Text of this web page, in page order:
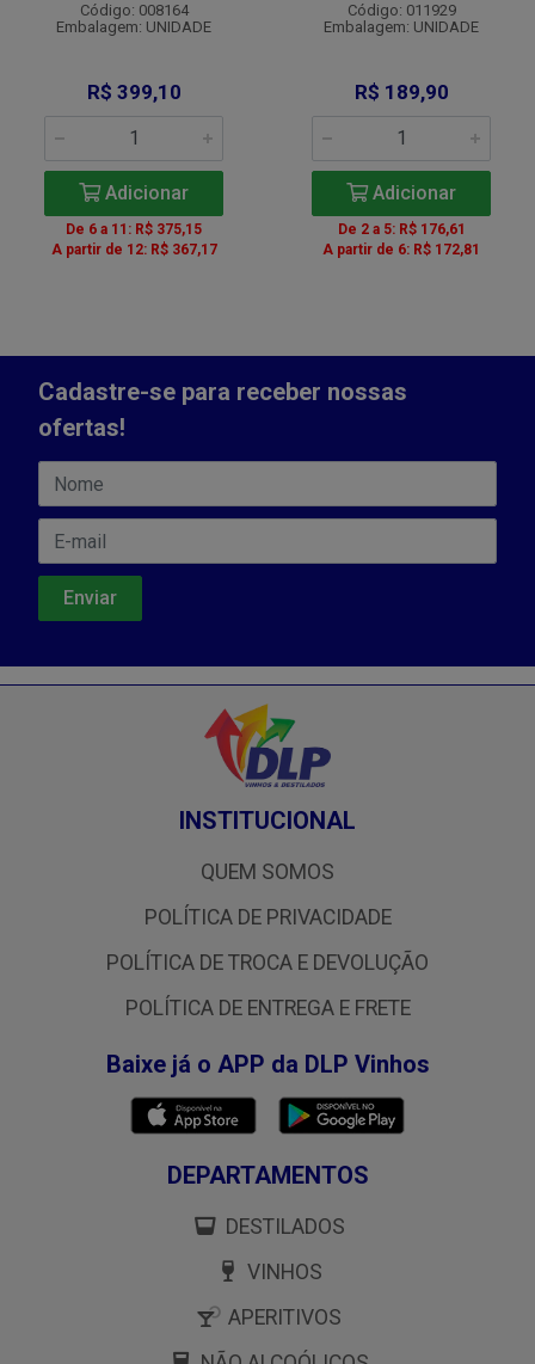
Código: 008164
Embalagem: UNIDADE
R$ 399,10
Adicionar
De 6 a 11: R$ 375,15
A partir de 12: R$ 367,17
Código: 011929
Embalagem: UNIDADE
R$ 189,90
Adicionar
De 2 a 5: R$ 176,61
A partir de 6: R$ 172,81
Cadastre-se para receber nossas
ofertas!
INSTITUCIONAL
QUEM SOMOS
POLÍTICA DE PRIVACIDADE
POLÍTICA DE TROCA E DEVOLUÇÃO
POLÍTICA DE ENTREGA E FRETE
Baixe já o APP da DLP Vinhos
DEPARTAMENTOS
DESTILADOS
VINHOS
APERITIVOS